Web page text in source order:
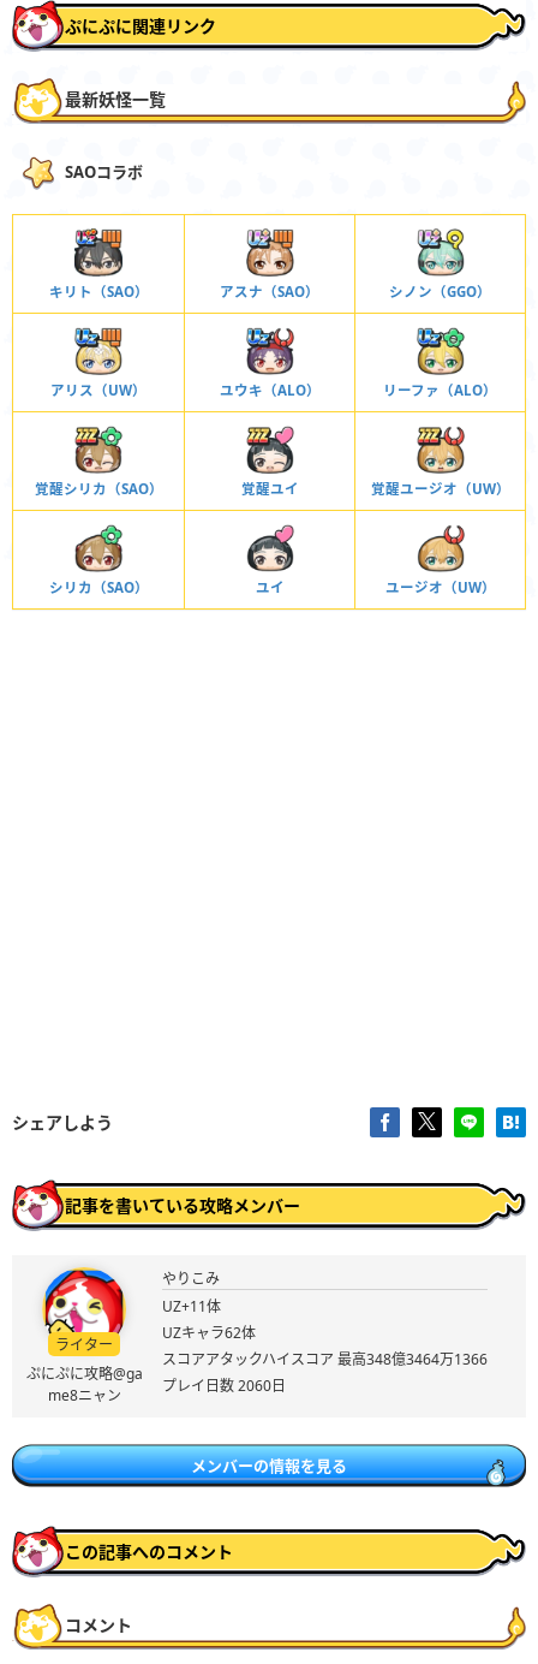
ぷにぷに関連リンク
最新妖怪一覧
SAOコラボ
キリト（SAO） アスナ（SAO） シノン（GGO）
アリス（UW） ユウキ（ALO） リーファ（ALO）
覚醒シリカ（SAO） 覚醒ユイ 覚醒ユージオ（UW）
シリカ（SAO） ユイ ユージオ（UW）
シェアしよう
記事を書いている攻略メンバー
ライター
ぷにぷに攻略@ga
me8ニャン
やりこみ
UZ+11体
UZキャラ62体
スコアアタックハイスコア 最高348億3464万1366
プレイ日数 2060日
メンバーの情報を見る
この記事へのコメント
コメント